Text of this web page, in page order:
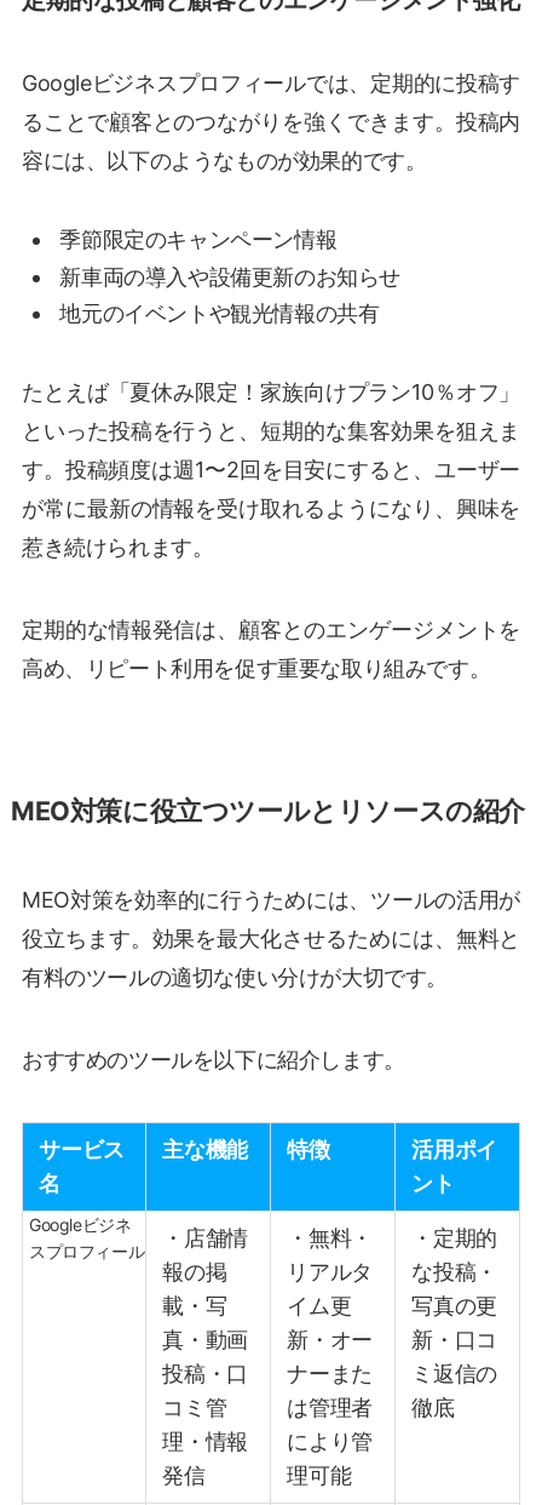
Googleビジネスプロフィールでは、定期的に投稿す
ることで顧客とのつながりを強くできます。投稿内
容には、以下のようなものが効果的です。
季節限定のキャンペーン情報
新車両の導入や設備更新のお知らせ
地元のイベントや観光情報の共有
たとえば「夏休み限定！家族向けプラン10％オフ」
といった投稿を行うと、短期的な集客効果を狙えま
す。投稿頻度は週1〜2回を目安にすると、ユーザー
が常に最新の情報を受け取れるようになり、興味を
惹き続けられます。
定期的な情報発信は、顧客とのエンゲージメントを
高め、リピート利用を促す重要な取り組みです。
MEO対策に役立つツールとリソースの紹介
MEO対策を効率的に行うためには、ツールの活用が
役立ちます。効果を最大化させるためには、無料と
有料のツールの適切な使い分けが大切です。
おすすめのツールを以下に紹介します。
サービス
名
主な機能 特徴
活用ポイ
ント
Googleビジネ
スプロフィール
・店舗情
報の掲
載・写
真・動画
投稿・口
コミ管
理・情報
発信
・無料・
リアルタ
イム更
新・オー
ナーまた
は管理者
により管
理可能
・定期的
な投稿・
写真の更
新・口コ
ミ返信の
徹底